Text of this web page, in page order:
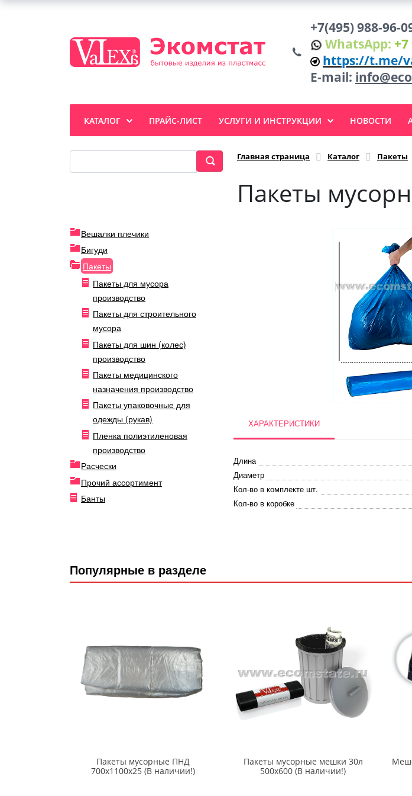
+7(495) 988-96-
WhatsApp:
https://t.me/
E-mail:
КАТАЛОГ ПРАЙС-ЛИСТ УСЛУГИ И ИНСТРУКЦИИ НОВОСТИ
Главная страница Каталог Пакеты
Пакеты
Вешалки плечики
Бигуди
Пакеты
Пакеты для мусора
производство
Пакеты для строительного
мусора
Пакеты для шин (колес)
производство
Пакеты медицинского
назначения производство
Пакеты упаковочные для
одежды (рукав)
Пленка полиэтиленовая
производство
Расчески
Прочий ассортимент
Банты
ХАРАКТЕРИСТИКИ
Длина
Диаметр
Кол-во в комплекте шт.
Кол-во в коробке
Популярные в разделе
Пакеты мусорные ПНД
700x1100x25 (В наличии!)
Пакеты мусорные мешки 30л
500х600 (В наличии!)